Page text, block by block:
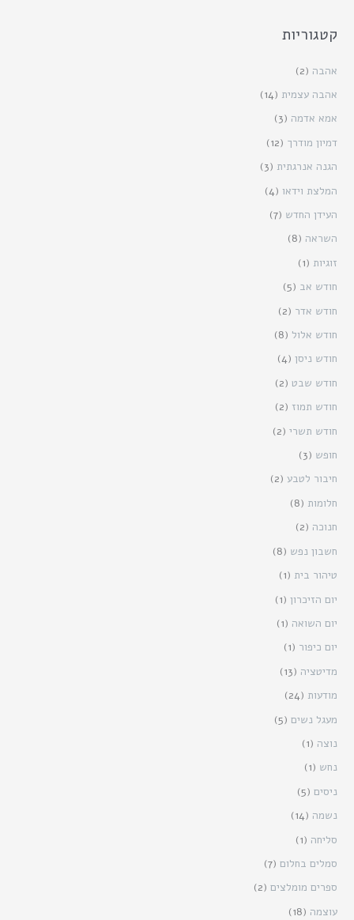
קטגוריות
אהבה (2)
אהבה עצמית (14)
אמא אדמה (3)
דמיון מודרך (12)
הגנה אנרגתית (3)
המלצת וידאו (4)
העידן החדש (7)
השראה (8)
זוגיות (1)
חודש אב (5)
חודש אדר (2)
חודש אלול (8)
חודש ניסן (4)
חודש שבט (2)
חודש תמוז (2)
חודש תשרי (2)
חופש (3)
חיבור לטבע (2)
חלומות (8)
חנוכה (2)
חשבון נפש (8)
טיהור בית (1)
יום הזיכרון (1)
יום השואה (1)
יום כיפור (1)
מדיטציה (13)
מודעות (24)
מעגל נשים (5)
נוצה (1)
נחש (1)
ניסים (5)
נשמה (14)
סליחה (1)
סמלים בחלום (7)
ספרים מומלצים (2)
עוצמה (18)